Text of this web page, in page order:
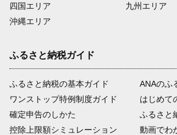
四国エリア
沖縄エリア
九州エリア
ふるさと納税ガイド
ふるさと納税の基本ガイド
ワンストップ特例制度ガイド
確定申告のしかた
控除上限額シミュレーション
ANAのふ
はじめて
ふるさと
動画でわ